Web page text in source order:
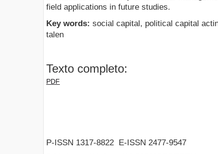
field applications in future studies.
Key words: social capital, political capital
talen
Texto completo:
PDF
P-ISSN 1317-8822 E-ISSN 2477-9547